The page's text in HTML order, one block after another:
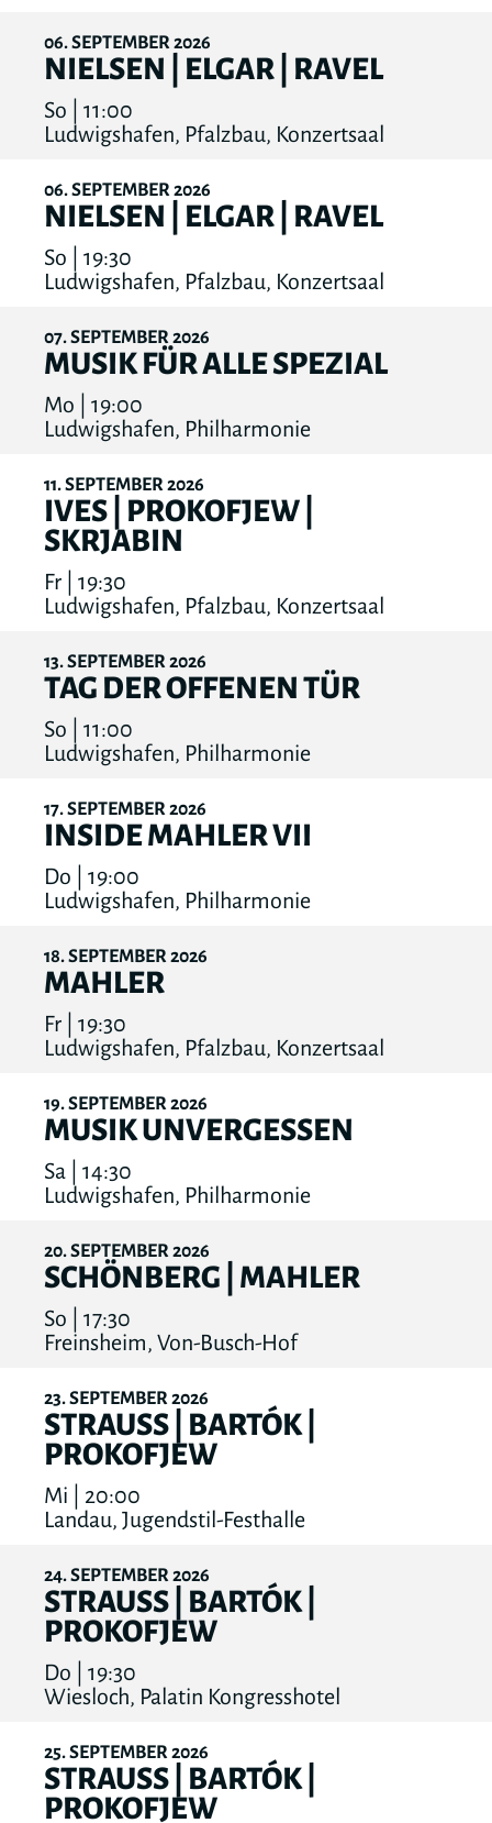
06 SEPTEMBER2026
NIELSEN | ELGAR | RAVEL
So | 11:00
Ludwigshafen, Pfalzbau, Konzertsaal
06 SEPTEMBER2026
NIELSEN | ELGAR | RAVEL
So | 19:30
Ludwigshafen, Pfalzbau, Konzertsaal
07 SEPTEMBER2026
MUSIK FÜR ALLE SPEZIAL
Mo | 19:00
Ludwigshafen, Philharmonie
11 SEPTEMBER2026
IVES | PROKOFJEW |
SKRJABIN
Fr | 19:30
Ludwigshafen, Pfalzbau, Konzertsaal
13 SEPTEMBER2026
TAG DER OFFENEN TÜR
So | 11:00
Ludwigshafen, Philharmonie
17 SEPTEMBER2026
INSIDE MAHLER VII
Do | 19:00
Ludwigshafen, Philharmonie
18 SEPTEMBER2026
MAHLER
Fr | 19:30
Ludwigshafen, Pfalzbau, Konzertsaal
19 SEPTEMBER2026
MUSIK UNVERGESSEN
Sa | 14:30
Ludwigshafen, Philharmonie
20 SEPTEMBER2026
SCHÖNBERG | MAHLER
So | 17:30
Freinsheim, Von-Busch-Hof
23 SEPTEMBER2026
STRAUSS | BARTÓK |
PROKOFJEW
Mi | 20:00
Landau, Jugendstil-Festhalle
24 SEPTEMBER2026
STRAUSS | BARTÓK |
PROKOFJEW
Do | 19:30
Wiesloch, Palatin Kongresshotel
25 SEPTEMBER2026
STRAUSS | BARTÓK |
PROKOFJEW